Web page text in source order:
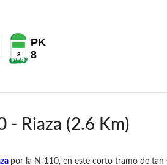
8
PK
8
- Riaza (2.6 Km)
por la N-110, en este corto tramo de tan